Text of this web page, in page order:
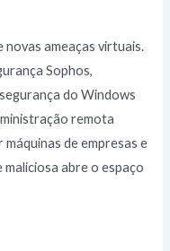
novas ameaças virtuais.
Sophos,
do Windows
remota
de empresas e
abre o espaço